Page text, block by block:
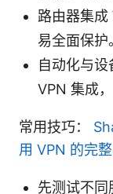
路由器集成
易全面保护
自动化与
VPN 集成
常用技巧：
用 VPN 的完
先测试不同